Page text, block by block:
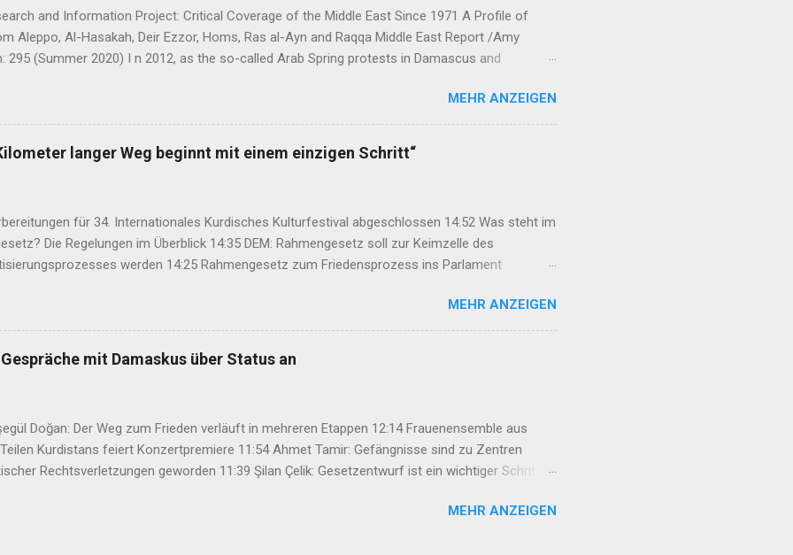
and Information Project: Critical Coverage of the Middle East Since 1971 A Profile of
Aleppo, Al-Hasakah, Deir Ezzor, Homs, Ras al-Ayn and Raqqa Middle East Report /Amy
295 (Summer 2020) I n 2012, as the so-called Arab Spring protests in Damascus and
guns on rebels in the south. Into the vacuum stepped the Democratic Union Party (Partiya
or PYD) and their armed wing, the People’s Protection Units (Yekîneyên Parastina Gel, or YPG)
Autonomous Administration in three cantons: Afrin, Kobane and Jazira.
the three cantons that declared self-rule were not even connected to each o...
MEHR ANZEIGEN
langer Weg beginnt mit einem einzigen Schritt“
für 34. Internationales Kurdisches Kulturfestival abgeschlossen 14:52 Was steht im
Die Regelungen im Überblick 14:35 DEM: Rahmengesetz soll zur Keimzelle des
werden 14:25 Rahmengesetz zum Friedensprozess ins Parlament
aus Rojhilat stirbt vor UNHCR-Büro in Hewlêr 11:28 Volksrat von Mexmûr: Organisierung
Großangriff des IS 11:03 Bahçeli: Abdullah Öcalan muss das Recht auf Hoffnung erhalten
Demir: Demokratische Lösung stärkt auch die Arbeiterklasse in der Türkei 22:47 Syrische
MEHR ANZEIGEN
mit Damaskus über Status an
Doğan: Der Weg zum Frieden verläuft in mehreren Etappen 12:14 Frauenensemble aus
Kurdistans feiert Konzertpremiere 11:54 Ahmet Tamir: Gefängnisse sind zu Zentren
Rechtsverletzungen geworden 11:39 Şilan Çelik: Gesetzentwurf ist ein wichtiger Schritt
Problem, sondern eine gesellschaftliche Herausforderung“ 15:14 Vorbereitungen für 34.
MEHR ANZEIGEN